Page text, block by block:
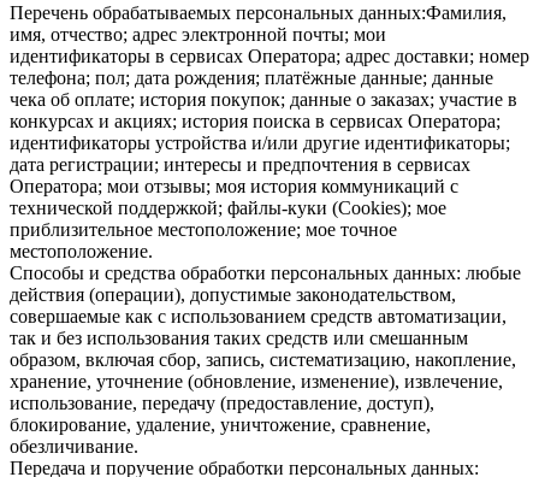
Перечень обрабатываемых персональных данных:Фамилия,
имя, отчество; адрес электронной почты; мои
идентификаторы в сервисах Оператора; адрес доставки; номер
телефона; пол; дата рождения; платёжные данные; данные
чека об оплате; история покупок; данные о заказах; участие в
конкурсах и акциях; история поиска в сервисах Оператора;
идентификаторы устройства и/или другие идентификаторы;
дата регистрации; интересы и предпочтения в сервисах
Оператора; мои отзывы; моя история коммуникаций с
технической поддержкой; файлы-куки (Cookies); мое
приблизительное местоположение; мое точное
местоположение.
Способы и средства обработки персональных данных: любые
действия (операции), допустимые законодательством,
совершаемые как с использованием средств автоматизации,
так и без использования таких средств или смешанным
образом, включая сбор, запись, систематизацию, накопление,
хранение, уточнение (обновление, изменение), извлечение,
использование, передачу (предоставление, доступ),
блокирование, удаление, уничтожение, сравнение,
обезличивание.
Передача и поручение обработки персональных данных: